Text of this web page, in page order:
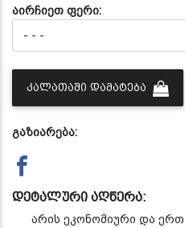
აირჩიეთ ფერი:
ᲙᲐᲚᲐᲗᲐᲨᲘ ᲓᲐᲛᲐᲢᲔᲑᲐ
გაზიარება:
დეტალური აღწერა:
არის ეკონომიური და